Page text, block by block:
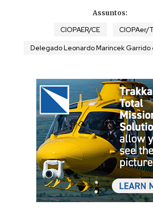
Assuntos:
CIOPAER/CE CIOPAer/
Delegado Leonardo Marincek Garrido